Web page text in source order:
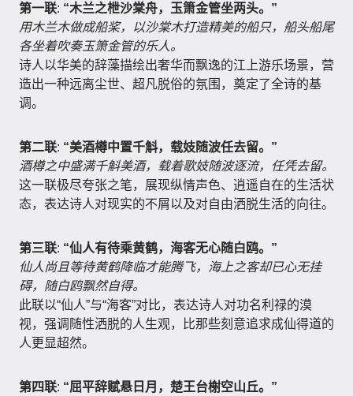
第一联: “木兰之枻沙棠舟，玉箫金管坐两头。”
用木兰木做成船桨，以沙棠木打造精美的船只，船头船尾
各坐着吹奏玉箫金管的乐人。
诗人以华美的辞藻描绘出奢华而飘逸的江上游乐场景，营
造出一种远离尘世、超凡脱俗的氛围，奠定了全诗的基
调。
第二联: “美酒樽中置千斛，载妓随波任去留。”
酒樽之中盛满千斛美酒，载着歌妓随波逐流，任凭去留。
这一联极尽夸张之笔，展现纵情声色、逍遥自在的生活状
态，表达诗人对现实的不屑以及对自由洒脱生活的向往。
第三联: “仙人有待乘黄鹤，海客无心随白鸥。”
仙人尚且等待黄鹤降临才能腾飞，海上之客却已心无挂
碍，随白鸥飘然自得。
此联以“仙人”与“海客”对比，表达诗人对功名利禄的漠
视，强调随性洒脱的人生观，比那些刻意追求成仙得道的
人更显超然。
第四联: “屈平辞赋悬日月，楚王台榭空山丘。”